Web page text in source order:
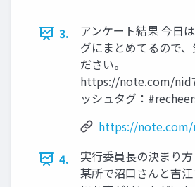
3.
アンケート結果 今日
グにまとめてるので
ださい。
https://note.com/
ッシュタグ：
https://note.com/
4.
実行委員長の決まり
某所で沼口さんと吉